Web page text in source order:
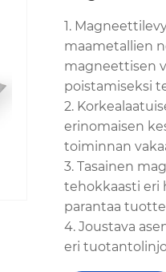
1.
maametallien
magneettisen
poistamiseksi
2.
erinomaisen
toiminnan
3. Tasainen
tehokkaasti eri
parantaa
4. Joustava
eri